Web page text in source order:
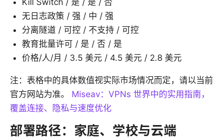
Kill Switch / 是 / 是 / 否
无日志政策 / 强 / 中 / 强
分离隧道 / 可控 / 不支持 / 可控
教育批量许可 / 是 / 否 / 是
价格/人/月 / 3.5 美元 / 4.5 美元 / 2.8 美元
注：表格中的具体数值视实际市场情况而定，请以当前
官方网站为准。 Miseav：VPNs 世界中的实用指南，
覆盖连接、隐私与速度优化
部署路径：家庭、学校与云端